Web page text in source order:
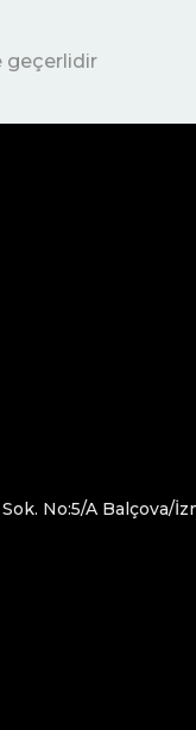
geçerlidir
No:5/A Balçova/